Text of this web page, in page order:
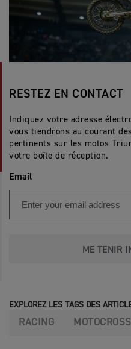
RESTEZ EN CONTACT
Indiquez votre adresse
vous tiendrons au courant
pertinents sur les motos
votre boîte de réception.
Email
ME TENIR
EXPLOREZ LES TAGS DES
RACING MOTOCROSS